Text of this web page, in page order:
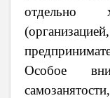
отдельно
Особое